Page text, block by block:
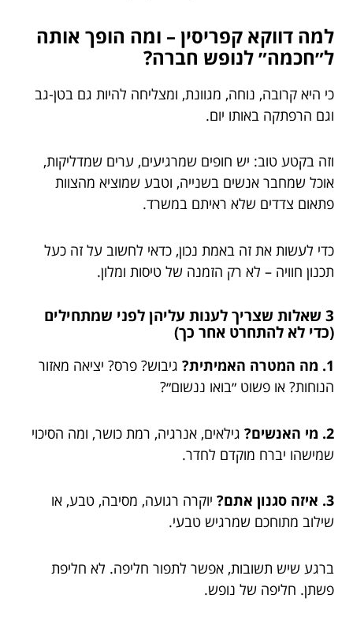
למה דווקא קפריסין – ומה הופך אותה
ל״חכמה״ לנופש חברה?
כי היא קרובה, נוחה, מגוונת, ומצליחה להיות גם בטן-גב
וגם הרפתקה באותו יום.
וזה בקטע טוב: יש חופים שמרגיעים, ערים שמדליקות,
אוכל שמחבר אנשים בשנייה, וטבע שמוציא מהצוות
פתאום צדדים שלא ראיתם במשרד.
כדי לעשות את זה באמת נכון, כדאי לחשוב על זה כעל
תכנון חוויה – לא רק הזמנה של טיסות ומלון.
3 שאלות שצריך לענות עליהן לפני שמתחילים
(כדי לא להתחרט אחר כך)
1. מה המטרה האמיתית?
גיבוש? פרס? יציאה מאזור
הנוחות? או פשוט ״בואו ננשום״?
2. מי האנשים?
גילאים, אנרגיה, רמת כושר, ומה הסיכוי
שמישהו יברח מוקדם לחדר.
3. איזה סגנון אתם?
יוקרה רגועה, מסיבה, טבע, או
שילוב מתוחכם שמרגיש טבעי.
ברגע שיש תשובות, אפשר לתפור חליפה. לא חליפת
פשתן. חליפה של נופש.